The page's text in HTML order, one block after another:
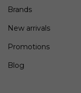
Brands
New arrivals
Promotions
Blog